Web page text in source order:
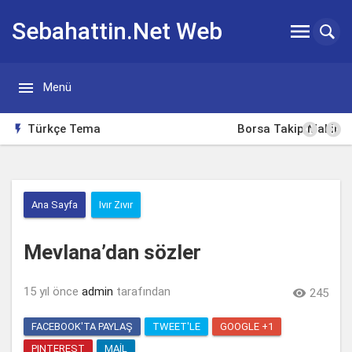
Sebahattin.Net Web
Günlügü

 Menü
 Borsa Takip Makinesi
Ana Sayfa Ivır Zıvır
Mevlana’dan sözler
15 yıl önce admin tarafından  245
FACEBOOK'TA PAYLAŞ TWEET'LE
GOOGLE +1
PINTEREST
MAIL